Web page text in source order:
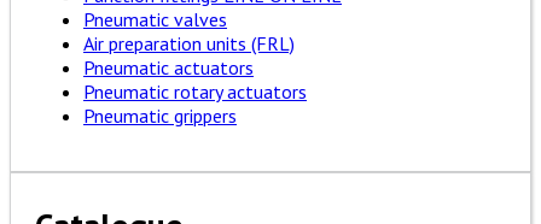
Pneumatic valves
Air preparation units (FRL)
Pneumatic actuators
Pneumatic rotary actuators
Pneumatic grippers